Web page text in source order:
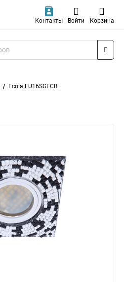
Контакты Войти Корзина
Ecola FU16SGECB